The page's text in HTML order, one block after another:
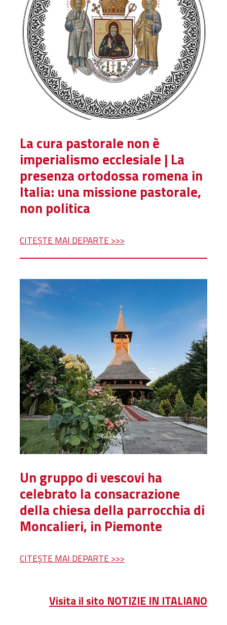
La cura pastorale non è
imperialismo ecclesiale | La
presenza ortodossa romena in
Italia: una missione pastorale,
non politica
CITEȘTE MAI DEPARTE >>>
Un gruppo di vescovi ha
celebrato la consacrazione
della chiesa della parrocchia di
Moncalieri, in Piemonte
CITEȘTE MAI DEPARTE >>>
Visita il sito NOTIZIE IN ITALIANO